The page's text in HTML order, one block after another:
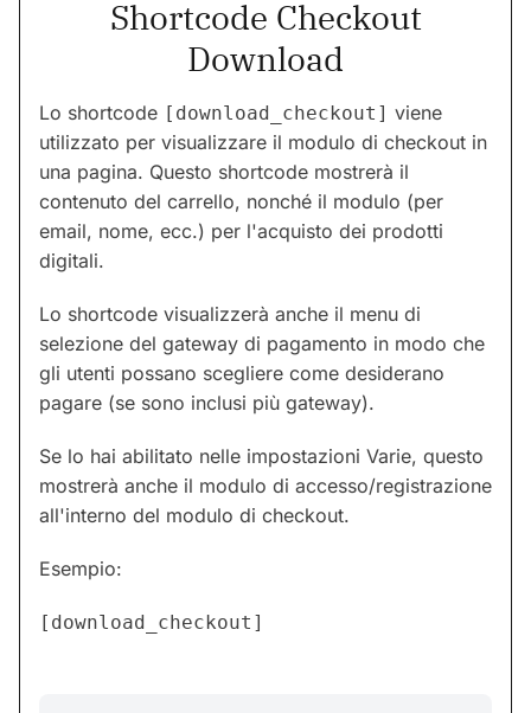
Shortcode Checkout
Download
Lo shortcode [download_checkout] viene
utilizzato per visualizzare il modulo di checkout in
una pagina. Questo shortcode mostrerà il
contenuto del carrello, nonché il modulo (per
email, nome, ecc.) per l'acquisto dei prodotti
digitali.
Lo shortcode visualizzerà anche il menu di
selezione del gateway di pagamento in modo che
gli utenti possano scegliere come desiderano
pagare (se sono inclusi più gateway).
Se lo hai abilitato nelle impostazioni Varie, questo
mostrerà anche il modulo di accesso/registrazione
all'interno del modulo di checkout.
Esempio:
[download_checkout]